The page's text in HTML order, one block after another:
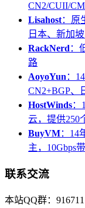
CN2/CUII/
Lisahost：原
日本、新加
RackNerd ：
路
AoyoYun ：
CN2+BGP、
HostWinds：
云，提供250
BuyVM：14
主，10Gbps
联系交流
本站QQ群：